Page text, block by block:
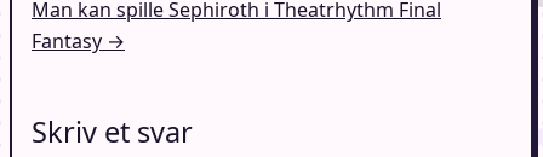
Man kan spille Sephiroth i Theatrhythm Final
Fantasy →
Skriv et svar